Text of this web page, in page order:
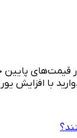
با